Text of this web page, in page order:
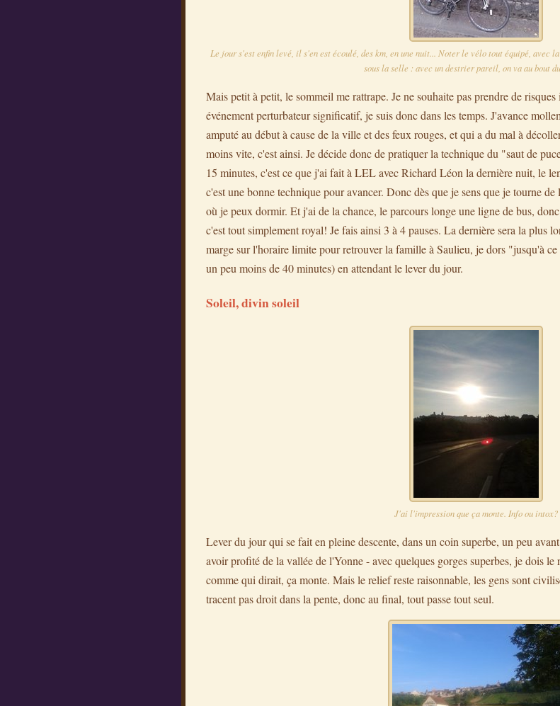
Le jour s'est enfin levé, il s'en est écoulé, des km, en une nuit... Noter le vélo tout équipé, avec
sous la selle : avec un destrier pareil, on va au bout du
Mais petit à petit, le sommeil me rattrape. Je ne souhaite pas prendre de
événement perturbateur significatif, je suis donc dans les temps. J'avance
amputé au début à cause de la ville et des feux rouges, et qui a du mal à
moins vite, c'est ainsi. Je décide donc de pratiquer la technique du "saut de
15 minutes, c'est ce que j'ai fait à LEL avec Richard Léon la dernière nuit, le
c'est une bonne technique pour avancer. Donc dès que je sens que je tourne
où je peux dormir. Et j'ai de la chance, le parcours longe une ligne de bus,
c'est tout simplement royal! Je fais ainsi 3 à 4 pauses. La dernière sera la plus
marge sur l'horaire limite pour retrouver la famille à Saulieu, je dors "jusqu'à
un peu moins de 40 minutes) en attendant le lever du jour.
Soleil, divin soleil
J'ai l'impression que ça monte. Info ou intox?
Lever du jour qui se fait en pleine descente, dans un coin superbe, un peu
avoir profité de la vallée de l'Yonne - avec quelques gorges superbes, je dois
comme qui dirait, ça monte. Mais le relief reste raisonnable, les gens sont
tracent pas droit dans la pente, donc au final, tout passe tout seul.